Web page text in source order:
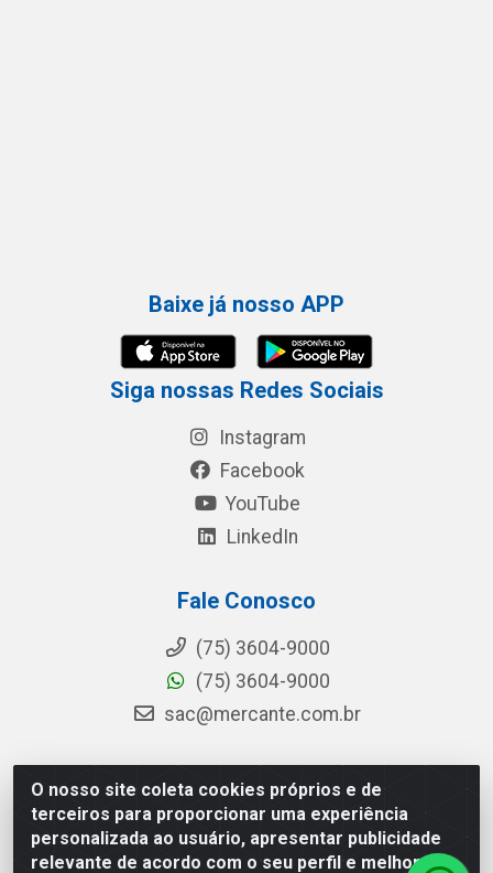
O nosso site coleta cookies próprios e de
terceiros para proporcionar uma experiência
personalizada ao usuário, apresentar publicidade
relevante de acordo com o seu perfil e melhorar a
Baixe já nosso APP
Siga nossas Redes Sociais
Instagram
Facebook
YouTube
LinkedIn
Fale Conosco
(75) 3604-9000
(75) 3604-9000
sac@mercante.com.br
Mercante Distribuidora - Rua Mercante, 699 - Aviário,
Feira de Santana/BA - CEP 44.096-218 - CNPJ
96.755.848/0001-08